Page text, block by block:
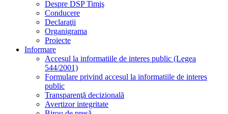
Despre DSP Timiş
Conducere
Declaraţii
Organigrama
Proiecte
Informare
Accesul la informatiile de interes public (Legea
544/2001)
Formulare privind accesul la informatiile de interes
public
Transparenţă decizională
Avertizor integritate